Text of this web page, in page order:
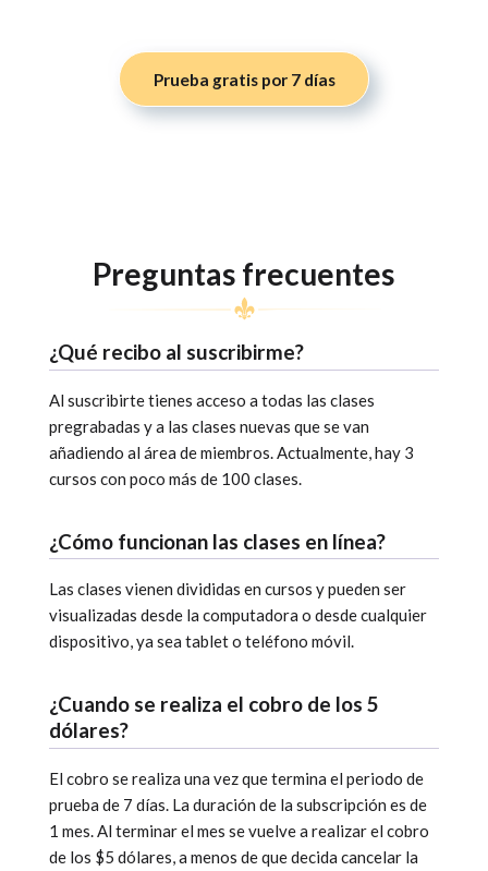
Prueba gratis por 7 días
Preguntas frecuentes
¿Qué recibo al suscribirme?
Al suscribirte tienes acceso a todas las clases
pregrabadas y a las clases nuevas que se van
añadiendo al área de miembros. Actualmente, hay 3
cursos con poco más de 100 clases.
¿Cómo funcionan las clases en línea?
Las clases vienen divididas en cursos y pueden ser
visualizadas desde la computadora o desde cualquier
dispositivo, ya sea tablet o teléfono móvil.
¿Cuando se realiza el cobro de los 5
dólares?
El cobro se realiza una vez que termina el periodo de
prueba de 7 días. La duración de la subscripción es de
1 mes. Al terminar el mes se vuelve a realizar el cobro
de los $5 dólares, a menos de que decida cancelar la